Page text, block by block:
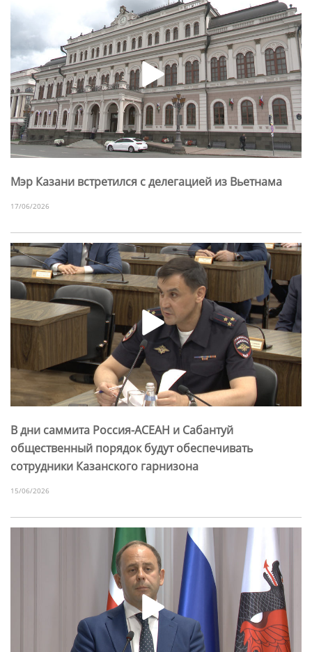
Мэр Казани встретился с делегацией из Вьетнама
17/06/2026
В дни саммита Россия-АСЕАН и Сабантуй
общественный порядок будут обеспечивать
сотрудники Казанского гарнизона
15/06/2026